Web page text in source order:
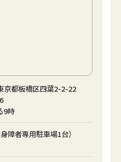
京都板橋区四葉2-2-22
9時
障者専用駐車場1台）